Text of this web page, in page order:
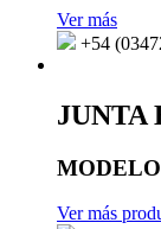
Ver más
+54
JUNTA
Ver más